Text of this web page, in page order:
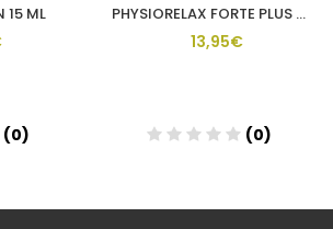
15 ML
(0)
PHYSIORELAX FORTE PLUS SPRAY 1 ENVASE 150 ML
13,95€
(0)